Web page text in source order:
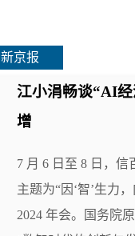
新京报
江小涓畅谈“AI
增
7 月 6 日至 8 日，
主题为“因‘智’生力
2024 年会。国务院